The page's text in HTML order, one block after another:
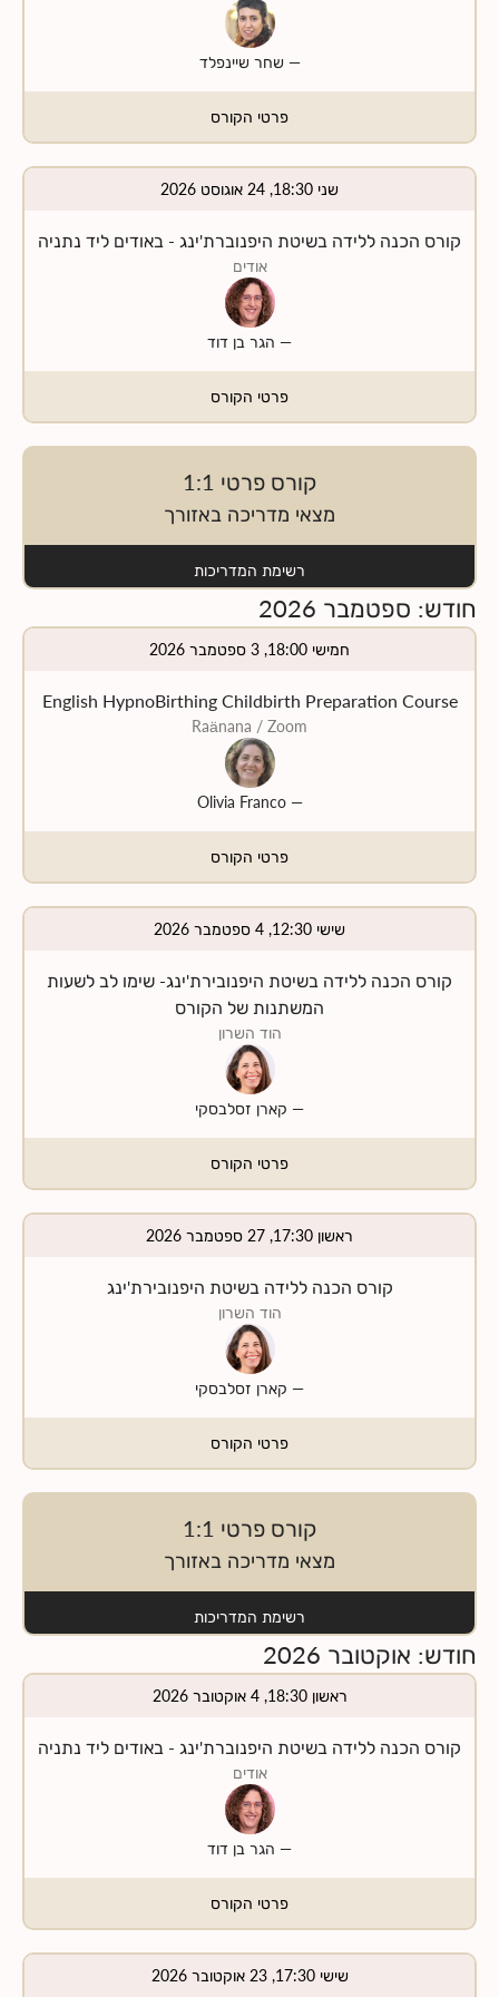
— שחר שיינפלד
פרטי הקורס
שני 18:30, 24 אוגוסט 2026
קורס הכנה ללידה בשיטת היפנוברת'ינג - באודים ליד נתניה
אודים
— הגר בן דוד
פרטי הקורס
קורס פרטי 1:1
מצאי מדריכה באזורך
רשימת המדריכות
חודש: ספטמבר 2026
חמישי 18:00, 3 ספטמבר 2026
English HypnoBirthing Childbirth Preparation Course
Raänana / Zoom
—
Olivia Franco
פרטי הקורס
שישי 12:30, 4 ספטמבר 2026
קורס הכנה ללידה בשיטת היפנובירת'ינג- שימו לב לשעות
המשתנות של הקורס
הוד השרון
— קארן זסלבסקי
פרטי הקורס
ראשון 17:30, 27 ספטמבר 2026
קורס הכנה ללידה בשיטת היפנובירת'ינג
הוד השרון
— קארן זסלבסקי
פרטי הקורס
קורס פרטי 1:1
מצאי מדריכה באזורך
רשימת המדריכות
חודש: אוקטובר 2026
ראשון 18:30, 4 אוקטובר 2026
קורס הכנה ללידה בשיטת היפנוברת'ינג - באודים ליד נתניה
אודים
— הגר בן דוד
פרטי הקורס
שישי 17:30, 23 אוקטובר 2026